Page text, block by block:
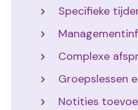
Specifieke
Complexe
Groepslessen
Notities